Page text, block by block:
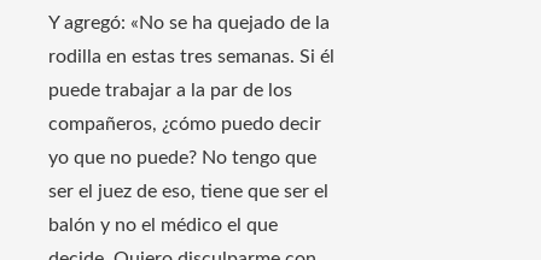
Y agregó: «No se ha quejado de la
rodilla en estas tres semanas. Si él
puede trabajar a la par de los
compañeros, ¿cómo puedo decir
yo que no puede? No tengo que
ser el juez de eso, tiene que ser el
balón y no el médico el que